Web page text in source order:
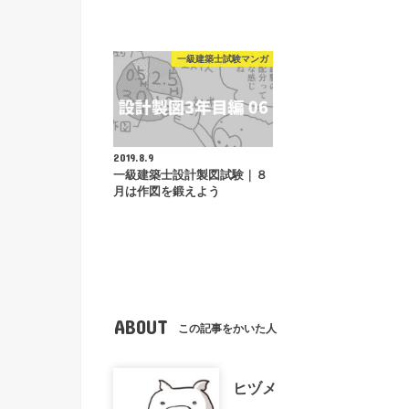
一級建築士試験マンガ
2019.8.9
一級建築士設計製図試験｜８
月は作図を鍛えよう
ABOUT この記事をかいた人
ヒヅメ